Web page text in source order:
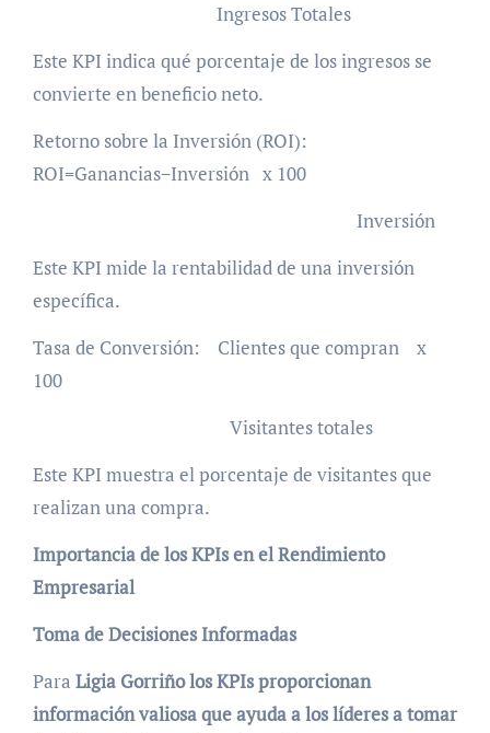
Ingresos Totales
Este KPI indica qué porcentaje de los ingresos se
convierte en beneficio neto.
Retorno sobre la Inversión (ROI):
ROI=Ganancias−Inversión x 100
Inversión
Este KPI mide la rentabilidad de una inversión
específica.
Tasa de Conversión: Clientes que compran x
100
Visitantes totales
Este KPI muestra el porcentaje de visitantes que
realizan una compra.
Importancia de los KPIs en el Rendimiento
Empresarial
Toma de Decisiones Informadas
Para Ligia Gorriñolos KPIs proporcionan
información valiosa que ayuda a los líderes a tomar